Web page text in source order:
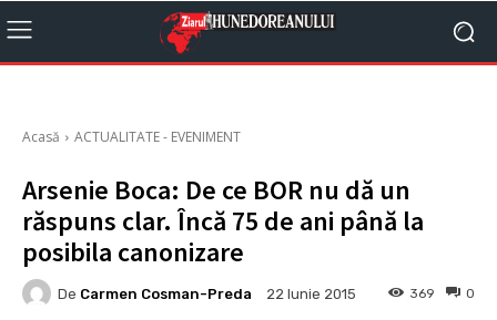
Acasă ACTUALITATE - EVENIMENT
Arsenie Boca: De ce BOR nu dă un
răspuns clar. Încă 75 de ani până la
posibila canonizare
De Carmen Cosman-Preda 22 Iunie 2015 0
369